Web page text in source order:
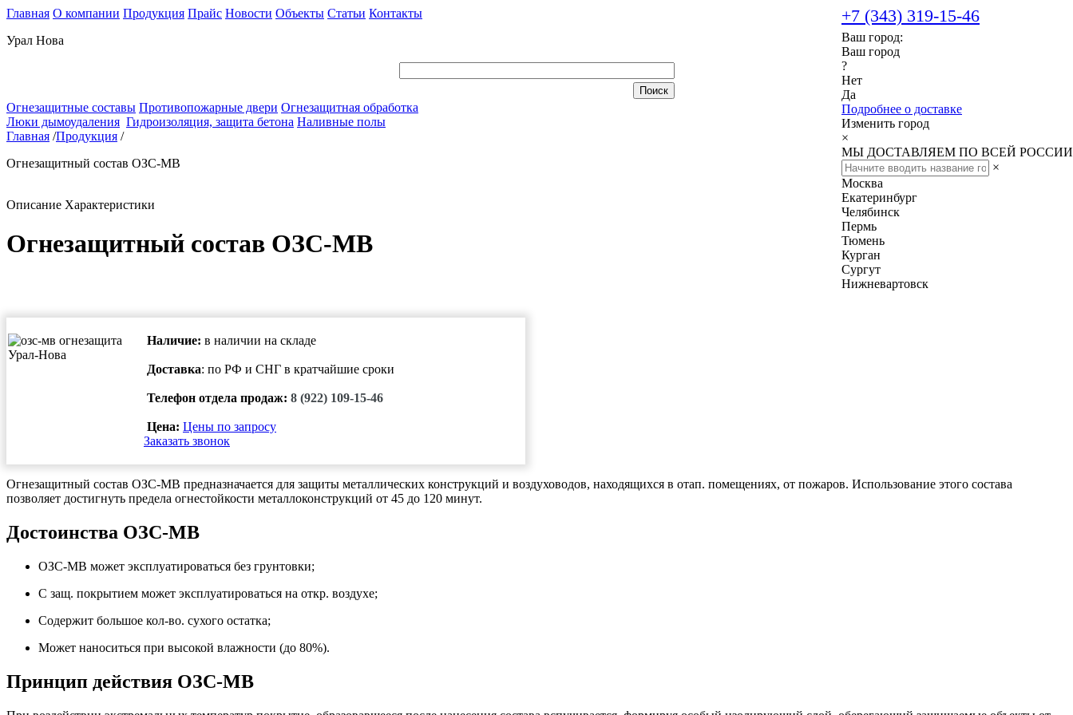
Главная О компании Продукция Прайс Новости Объекты Статьи Контакты
Урал Нова
+7 (343) 319-15-46
Ваш город:
Ваш город
?
Нет
Да
Подробнее о доставке
Изменить город
×
МЫ ДОСТАВЛЯЕМ ПО ВСЕЙ РОССИИ
×
Москва
Екатеринбург
Челябинск
Пермь
Тюмень
Курган
Сургут
Нижневартовск
Огнезащитные составы Противопожарные двери Огнезащитная обработка
Люки дымоудаления Гидроизоляция, защита бетона Наливные полы
Главная /Продукция /
Огнезащитный состав ОЗС-МВ
Описание Характеристики
Огнезащитный состав ОЗС-МВ
Наличие: в наличии на складе
Доставка: по РФ и СНГ в кратчайшие сроки
Телефон отдела продаж: 8 (922) 109-15-46
Цена: Цены по запросу
Заказать звонок
Огнезащитный состав ОЗС-МВ предназначается для защиты металлических конструкций и воздуховодов, находящихся в отап. помещениях, от пожаров. Использование этого состава
позволяет достигнуть предела огнестойкости металлоконструкций от 45 до 120 минут.
Достоинства ОЗС-МВ
ОЗС-МВ может эксплуатироваться без грунтовки;
С защ. покрытием может эксплуатироваться на откр. воздухе;
Содержит большое кол-во. сухого остатка;
Может наноситься при высокой влажности (до 80%).
Принцип действия ОЗС-МВ